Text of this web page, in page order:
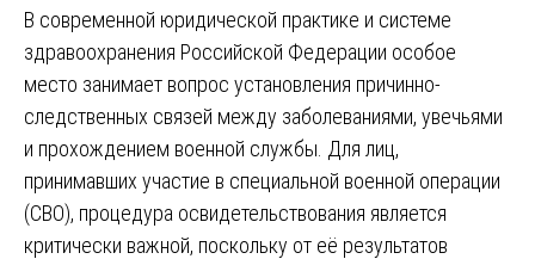
В современной юридической практике и системе
здравоохранения Российской Федерации особое
место занимает вопрос установления причинно-
следственных связей между заболеваниями, увечьями
и прохождением военной службы. Для лиц,
принимавших участие в специальной военной операции
(СВО), процедура освидетельствования является
критически важной, поскольку от её результатов